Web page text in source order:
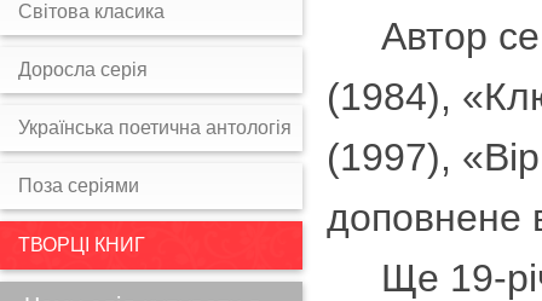
Автор
(1984),
(1997),
доповнене
Ще 19-
Світова класика
Доросла серія
Українська поетична антологія
Поза серіями
ТВОРЦІ КНИГ